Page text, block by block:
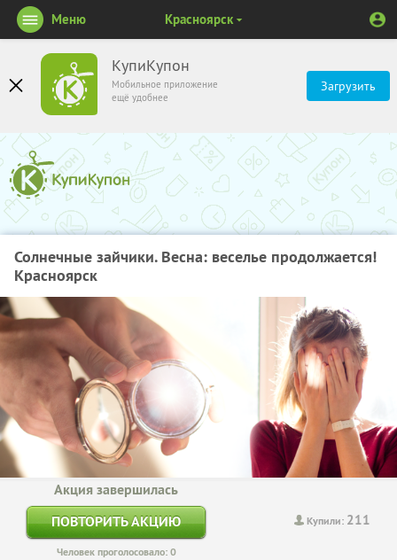
КупиКупон
Мобильное приложение
ещё удобнее
Загрузить
Меню Красноярск
Солнечные зайчики. Весна: веселье продолжается!
Красноярск
Купили: 211
Акция завершилась
ПОВТОРИТЬ АКЦИЮ
Человек проголосовало: 0